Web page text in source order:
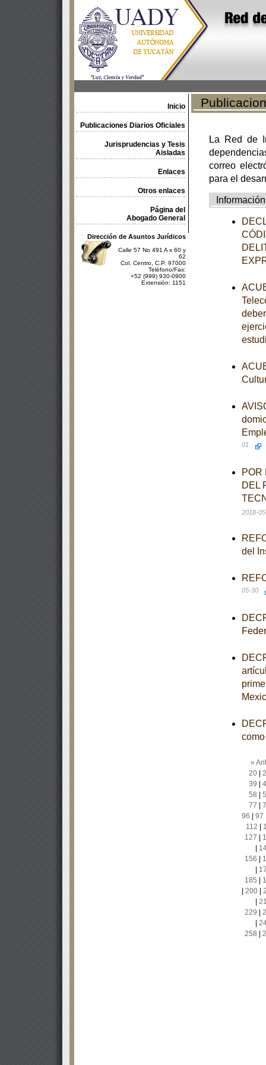
Inicio
Publicaciones Diarios Oficiales
Jurisprudencias y Tesis
Aisladas
Enlaces
Otros enlaces
Página del
Abogado General
Dirección de Asuntos Jurídicos
Calle 57 No 491 A x 60 y
62
Col. Centro, C.P. 97000
Teléfono/Fax:
+52 (999) 930-0900
Extensión: 1151
La Red de
correo
para el
Información
01
POR
DEL
2018-
del
05-30
«
20|
39
58
77
96
97
112
127
156
185
200|
229
258